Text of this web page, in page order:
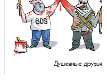
Душевные друзья